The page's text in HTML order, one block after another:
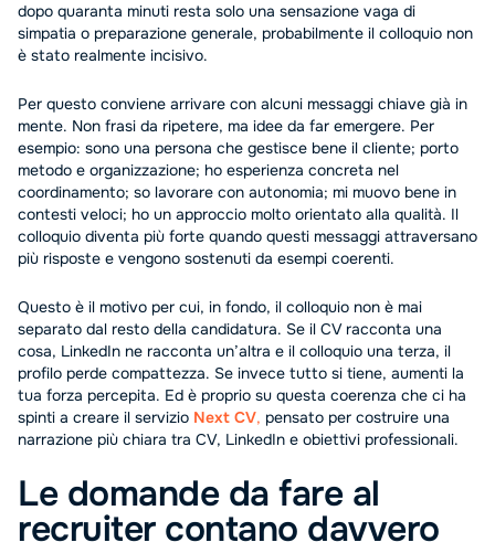
dopo quaranta minuti resta solo una sensazione vaga di
simpatia o preparazione generale, probabilmente il colloquio non
è stato realmente incisivo.
Per questo conviene arrivare con alcuni messaggi chiave già in
mente. Non frasi da ripetere, ma idee da far emergere. Per
esempio: sono una persona che gestisce bene il cliente; porto
metodo e organizzazione; ho esperienza concreta nel
coordinamento; so lavorare con autonomia; mi muovo bene in
contesti veloci; ho un approccio molto orientato alla qualità. Il
colloquio diventa più forte quando questi messaggi attraversano
più risposte e vengono sostenuti da esempi coerenti.
Questo è il motivo per cui, in fondo, il colloquio non è mai
separato dal resto della candidatura. Se il CV racconta una
cosa, LinkedIn ne racconta un’altra e il colloquio una terza, il
profilo perde compattezza. Se invece tutto si tiene, aumenti la
tua forza percepita. Ed è proprio su questa coerenza che ci ha
spinti a creare il servizio Next CV, pensato per costruire una
narrazione più chiara tra CV, LinkedIn e obiettivi professionali.
Le domande da fare al
recruiter contano davvero